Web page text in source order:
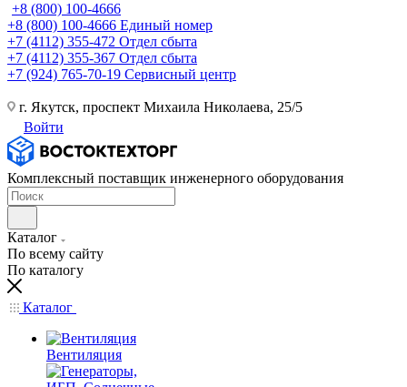
+8 (800) 100-4666
+8 (800) 100-4666 Единый номер
+7 (4112) 355-472 Отдел сбыта
+7 (4112) 355-367 Отдел сбыта
+7 (924) 765-70-19 Сервисный центр
г. Якутск, проспект Михаила Николаева, 25/5
Войти
Комплексный поставщик инженерного оборудования
Каталог
По всему сайту
По каталогу
Каталог
Вентиляция